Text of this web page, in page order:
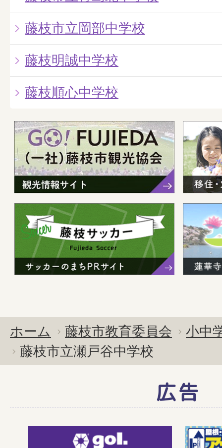
藤枝市立岡部中学校
藤枝明誠中学校
藤枝順心中学校
ホーム 藤枝市教育委員会
小中
藤枝市立瀬戸谷中学校
広告